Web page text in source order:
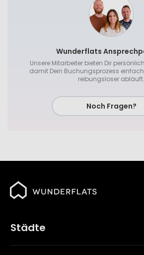
Wunderflats
Unsere Mitarbeiter bieten Dir
damit Dein Buchungsprozess
reibungsloser abläuft.
Noch Fragen?
Städte